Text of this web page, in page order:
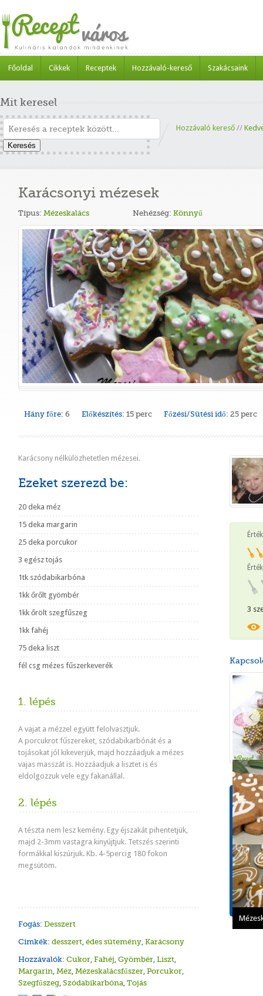
Főoldal Cikkek Receptek Hozzávaló-kereső Szakácsaink
Mit keresel
Keresés
Hozzávaló kereső //
Karácsonyi mézesek
Típus: Mézeskalács Nehézség: Könnyű
Hány főre: 6 Előkészítés: 15 perc Főzési/Sütési idő: 25 perc
Karácsony nélkülözhetetlen mézesei.
Ezeket szerezd be:
20 deka méz
15 deka margarin
25 deka porcukor
3 egész tojás
1tk szódabikarbóna
1kk őrőlt gyömbér
1kk őrölt szegfűszeg
1kk fahéj
75 deka liszt
fél csg mézes fűszerkeverék
1. lépés
A vajat a mézzel együtt felolvasztjuk.
A porcukrot fűszereket, szódabikarbónát és a
tojásokat jól kikeverjük, majd hozzáadjuk a mézes
vajas masszát is. Hozzáadjuk a lisztet is és
eldolgozzuk vele egy fakanállal.
2. lépés
A tészta nem lesz kemény. Egy éjszakát pihentetjük,
majd 2-3mm vastagra kinyújtjuk. Tetszés szerinti
formákkal kiszúrjuk. Kb. 4-5percig 180 fokon
megsütöm.
Fogás: Desszert
Cimkék: desszert, édes sütemény, Karácsony
Hozzávalók: Cukor, Fahéj, Gyömbér, Liszt,
Margarin, Méz, Mézeskalácsfűszer, Porcukor,
Szegfűszeg, Szódabikarbóna, Tojás
3
Gyors
1
82mg